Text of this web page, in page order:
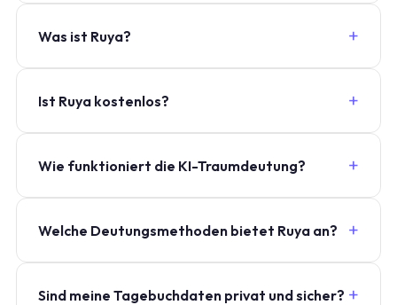
Was ist Ruya?
Ist Ruya kostenlos?
Wie funktioniert die KI-Traumdeutung?
Welche Deutungsmethoden bietet Ruya an?
Sind meine Tagebuchdaten privat und sicher?